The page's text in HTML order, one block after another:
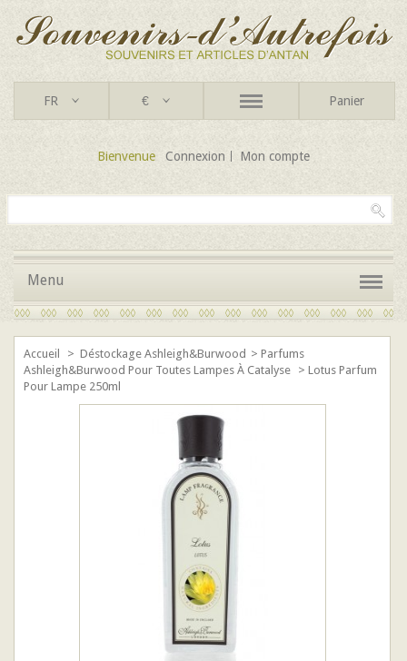
FR € Panier
Bienvenue Connexion Mon compte
Menu
Accueil > Déstockage Ashleigh&Burwood > Parfums
Ashleigh&Burwood Pour Toutes Lampes À Catalyse > Lotus Parfum
Pour Lampe 250ml